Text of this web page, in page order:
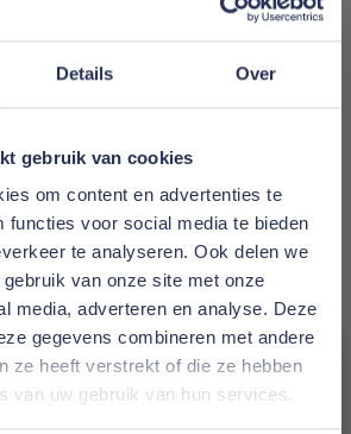
Details Over
gebruik van cookies
om content en advertenties te
functies voor social media te bieden
te analyseren. Ook delen we
van onze site met onze
media, adverteren en analyse. Deze
gegevens combineren met andere
ze heeft verstrekt of die ze hebben
van uw gebruik van hun services.
de nieuwsbrief
Inschrijven
by reCAPTCHA - theGoogle Privacy
Serviceapply.